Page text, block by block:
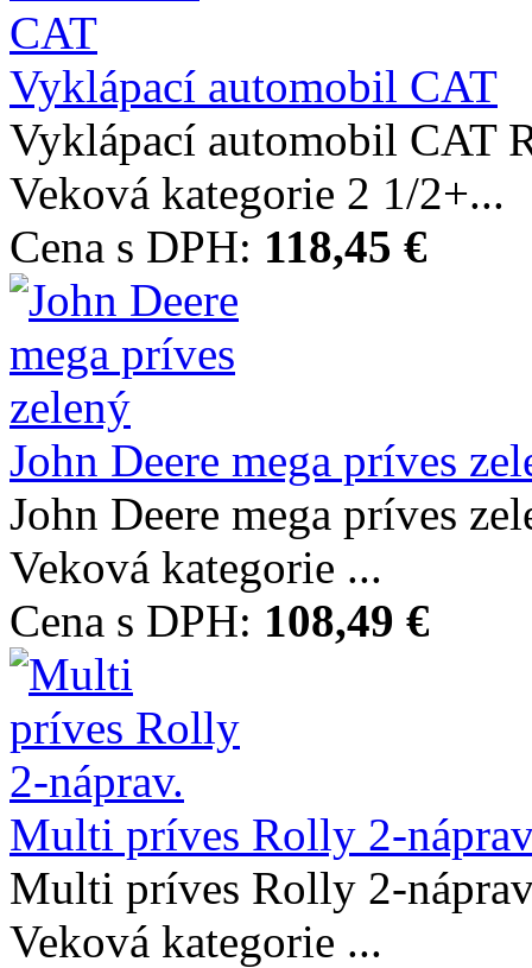
Vyklápací automobil CAT
Vyklápací automobil CAT
Veková kategorie 2 1/2+...
Cena s DPH: 118,45 €
John Deere mega príves
John Deere mega príves
Veková kategorie ...
Cena s DPH: 108,49 €
Multi príves Rolly 2-
Multi príves Rolly 2-
Veková kategorie ...